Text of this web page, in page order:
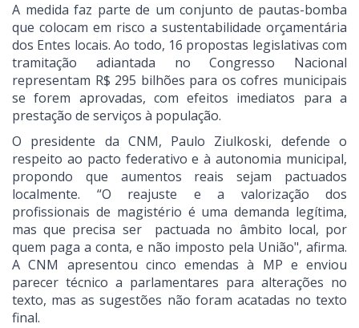
A medida faz parte de um conjunto de pautas-bomba
que colocam em risco a sustentabilidade orçamentária
dos Entes locais. Ao todo, 16 propostas legislativas com
tramitação adiantada no Congresso Nacional
representam R$ 295 bilhões para os cofres municipais
se forem aprovadas, com efeitos imediatos para a
prestação de serviços à população.
O presidente da CNM, Paulo Ziulkoski, defende o
respeito ao pacto federativo e à autonomia municipal,
propondo que aumentos reais sejam pactuados
localmente. “O reajuste e a valorização dos
profissionais de magistério é uma demanda legítima,
mas que precisa ser pactuada no âmbito local, por
quem paga a conta, e não imposto pela União", afirma.
A CNM apresentou cinco emendas à MP e enviou
parecer técnico a parlamentares para alterações no
texto, mas as sugestões não foram acatadas no texto
final.